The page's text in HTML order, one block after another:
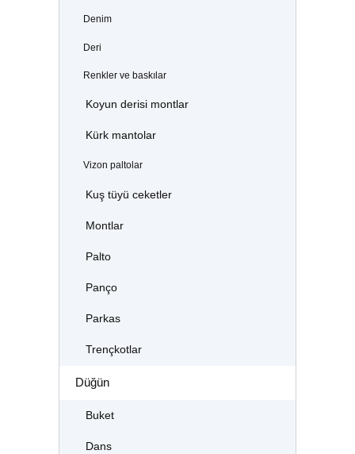
Denim
Deri
Renkler ve baskılar
Koyun derisi montlar
Kürk mantolar
Vizon paltolar
Kuş tüyü ceketler
Montlar
Palto
Panço
Parkas
Trençkotlar
Düğün
Buket
Dans